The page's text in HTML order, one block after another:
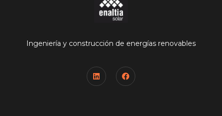
Ingeniería y construcción de energías renovables